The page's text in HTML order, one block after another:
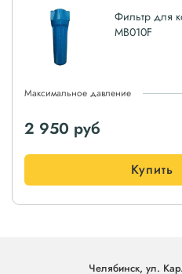
Фильтр для
MB010F
Максимальное давление
2 950 руб
Купить
Челябинск, ул.